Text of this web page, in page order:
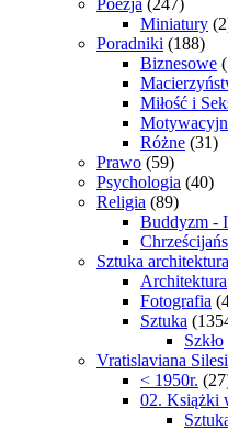
Miniatury
Poradniki (188)
Biznesowe
Miłość i
Różne (31)
Prawo (59)
Psychologia (40)
Religia (89)
Buddyzm -
Sztuka
Architektura
Fotografia
Sztuka
Szkło
Vratislaviana
< 1950r.
02. Książki